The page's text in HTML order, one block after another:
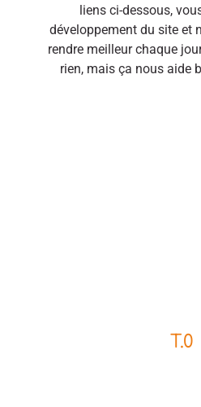
liens ci-dessous,
développement du site et
rendre meilleur chaque
rien, mais ça nous aide
T.0